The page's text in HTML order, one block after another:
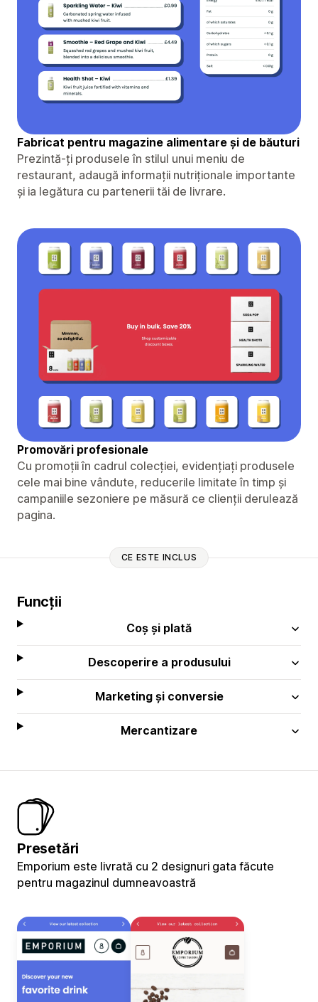
Fabricat pentru magazine alimentare și de băuturi
Prezintă-ți produsele în stilul unui meniu de
restaurant, adaugă informații nutriționale importante
și ia legătura cu partenerii tăi de livrare.
Promovări profesionale
Cu promoții în cadrul colecției, evidențiați produsele
cele mai bine vândute, reducerile limitate în timp și
campaniile sezoniere pe măsură ce clienții derulează
pagina.
CE ESTE INCLUS
Funcții
Coș și plată
Descoperire a produsului
Marketing și conversie
Mercantizare
Presetări
Emporium este livrată cu 2 designuri gata făcute
pentru magazinul dumneavoastră